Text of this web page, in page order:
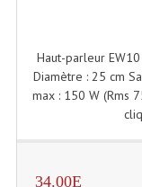
Haut-parleur
Diamètre : 25 cm
max : 150 W (Rms
34.00E